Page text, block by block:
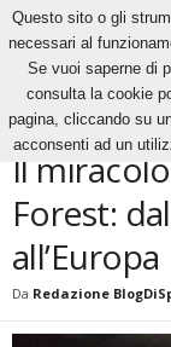
Altri Sport
seconda serie all’Europa
ALTRI SPORT
Il
Forest:
all’Europa
Da Redazione
Questo sito o gli
necessari al
Se vuoi saperne di
consulta la cookie
pagina, cliccando su
acconsenti ad un